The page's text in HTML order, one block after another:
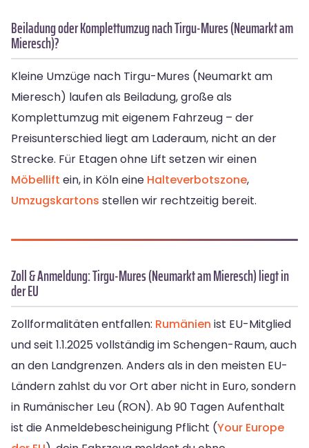
Beiladung oder Komplettumzug nach Tirgu-Mures (Neumarkt am
Mieresch)?
Kleine Umzüge nach Tirgu-Mures (Neumarkt am
Mieresch) laufen als Beiladung, große als
Komplettumzug mit eigenem Fahrzeug – der
Preisunterschied liegt am Laderaum, nicht an der
Strecke. Für Etagen ohne Lift setzen wir einen
Möbellift ein, in Köln eine Halteverbotszone,
Umzugskartons stellen wir rechtzeitig bereit.
Zoll & Anmeldung: Tirgu-Mures (Neumarkt am Mieresch) liegt in
der EU
Zollformalitäten entfallen: Rumänien ist EU-Mitglied
und seit 1.1.2025 vollständig im Schengen-Raum, auch
an den Landgrenzen. Anders als in den meisten EU-
Ländern zahlst du vor Ort aber nicht in Euro, sondern
in Rumänischer Leu (RON). Ab 90 Tagen Aufenthalt
ist die Anmeldebescheinigung Pflicht (Your Europe